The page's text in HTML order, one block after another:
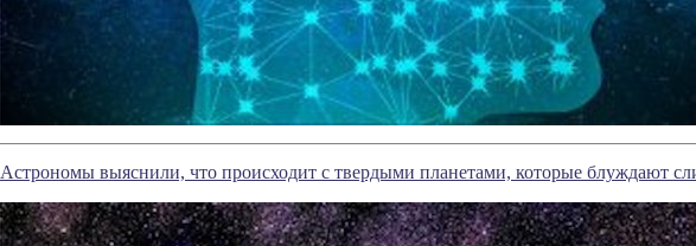
Астрономы выяснили, что происходит с твердыми планетами, которые блуждают